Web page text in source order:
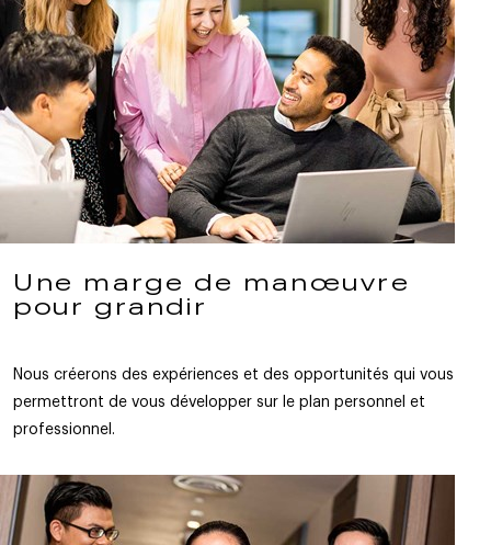
Une marge de manœuvre
pour grandir
Nous créerons des expériences et des opportunités qui vous
permettront de vous développer sur le plan personnel et
professionnel.